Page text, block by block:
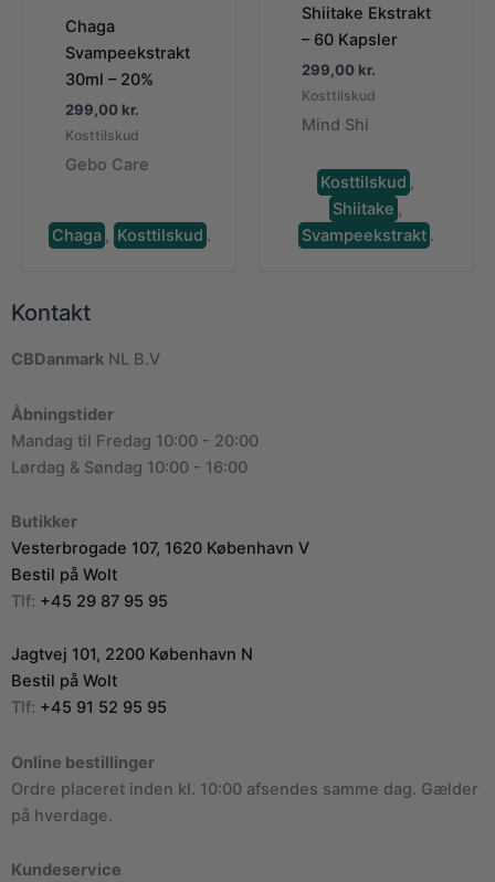
Chaga
Svampeekstrakt
30ml – 20%
299,00 kr.
Kosttilskud
Gebo Care
Chaga , Kosttilskud .
Shiitake Ekstrakt
– 60 Kapsler
299,00 kr.
Kosttilskud
Mind Shi
Kosttilskud ,
Shiitake ,
Svampeekstrakt .
Kontakt
CBDanmark NL B.V
Åbningstider
Mandag til Fredag 10:00 - 20:00
Lørdag & Søndag 10:00 - 16:00
Butikker
Vesterbrogade 107, 1620 København V
Bestil på Wolt
Tlf: +45 29 87 95 95
Jagtvej 101, 2200 København N
Bestil på Wolt
Tlf: +45 91 52 95 95
Online bestillinger
Ordre placeret inden kl. 10:00 afsendes samme dag. Gælder
på hverdage.
Kundeservice